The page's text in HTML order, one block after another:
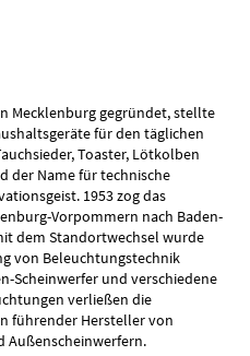
Mecklenburg gegründet, stellte
für den täglichen
Toaster, Lötkolben
der Name für technische
1953 zog das
Vorpommern nach Baden-
dem Standortwechsel wurde
von Beleuchtungstechnik
Scheinwerfer und verschiedene
verließen die
führender Hersteller von
Außenscheinwerfern.